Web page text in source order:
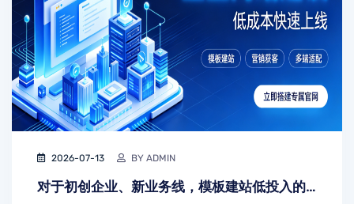
2026-07-13 BY ADMIN
对于初创企业、新业务线，模板建站低投入的特性可以快速验证线上模式的可行性